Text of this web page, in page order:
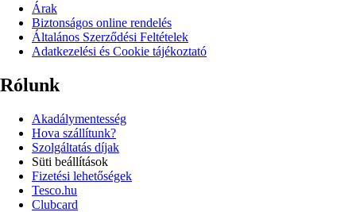
Árak
Biztonságos online rendelés
Általános Szerződési Feltételek
Adatkezelési és Cookie tájékoztató
Rólunk
Akadálymentesség
Hova szállítunk?
Szolgáltatás díjak
Süti beállítások
Fizetési lehetőségek
Tesco.hu
Clubcard